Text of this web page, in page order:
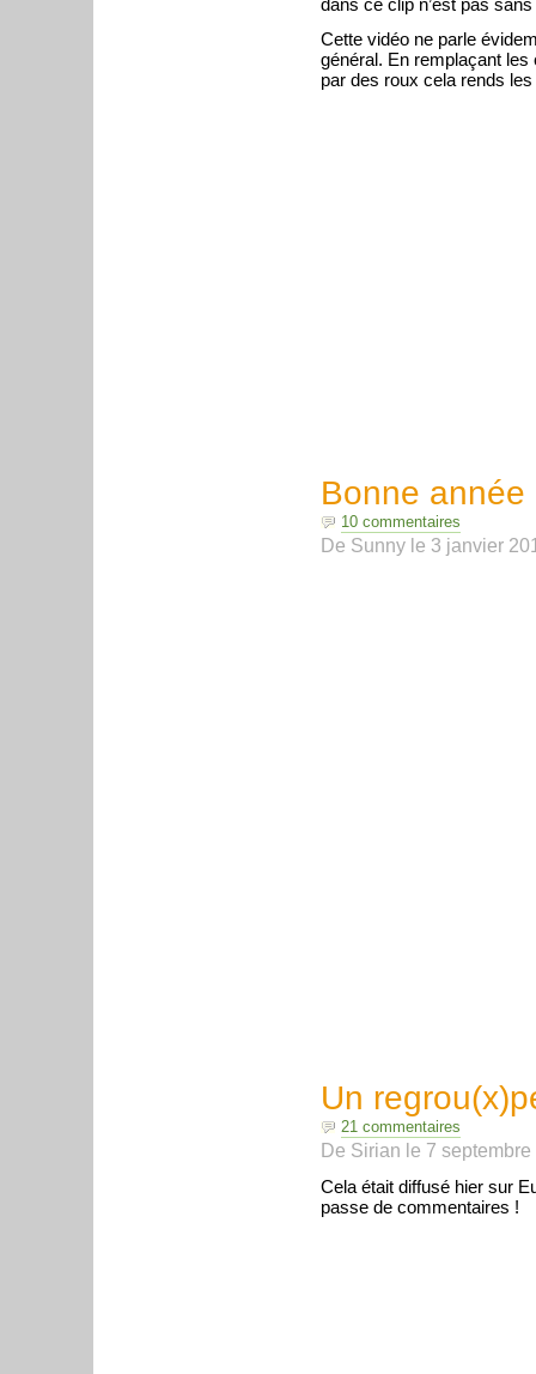
dans ce clip n’est pas
Cette vidéo ne parle
général. En remplaçant
par des roux cela rends
Bonne
10 commentaires
De Sunnyle 3 janvier
Un
21 commentaires
De Sirian le 7 septembre
Cela était diffusé hier sur
passe de commentaires !